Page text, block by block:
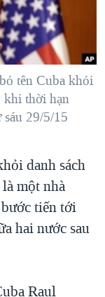
tên Cuba khỏi
khi thời hạn
29/5/15
danh sách
một nhà
tiến tới
hai nước sau
Raul